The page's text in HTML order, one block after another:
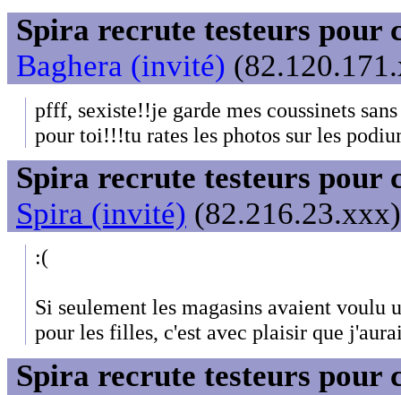
Spira recrute testeurs pour
Baghera (invité)
pfff, sexiste!!je garde mes coussinets
pour toi!!!tu rates les photos sur les
Spira recrute testeurs pour
Spira (invité)
:(
Si seulement les magasins avaient voulu
pour les filles, c'est avec plaisir que
Spira recrute testeurs pour